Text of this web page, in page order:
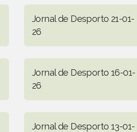
Jornal de Desporto 21-01-
26
Jornal de Desporto 16-01-
26
Jornal de Desporto 13-01-